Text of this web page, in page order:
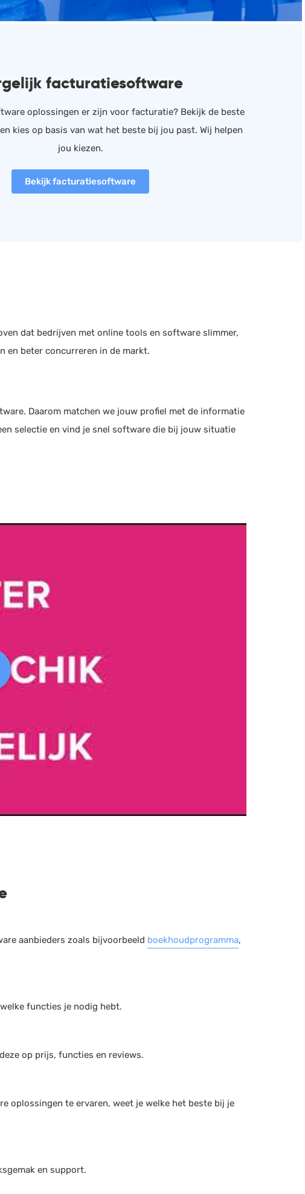
facturatiesoftware
oplossingen er zijn voor facturatie? Bekijk de beste
kies op basis van wat het beste bij jou past. Wij helpen
jou kiezen.
Bekijk facturatiesoftware
dat bedrijven met online tools en software slimmer,
en beter concurreren in de markt.
Daarom matchen we jouw profiel met de informatie
selectie en vind je snel software die bij jouw situatie
aanbieders zoals bijvoorbeeld boekhoudprogramma,
functies je nodig hebt.
op prijs, functies en reviews.
oplossingen te ervaren, weet je welke het beste bij je
en support.